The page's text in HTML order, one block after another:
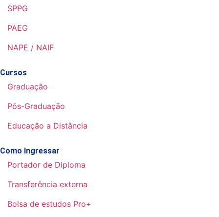
SPPG
PAEG
NAPE / NAIF
Cursos
Graduação
Pós-Graduação
Educação a Distância
Como Ingressar
Portador de Diploma
Transferência externa
Bolsa de estudos Pro+